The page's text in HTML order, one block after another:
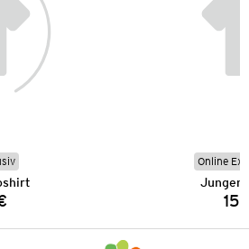
Online
Jungen